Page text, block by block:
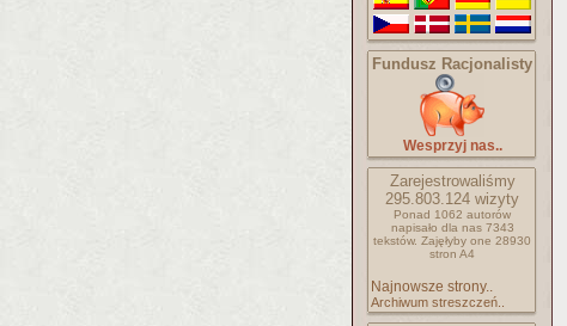
Fundusz Racjonalisty
Wesprzyj nas..
Zarejestrowaliśmy
295.803.124 wizyty
Ponad 1062 autorów
napisało dla nas 7343
tekstów. Zajęłyby one 28930
stron A4
Najnowsze strony..
Archiwum streszczeń..